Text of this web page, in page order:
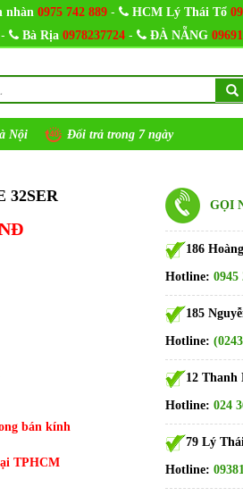
nhàn 0975 742 889- HCM Lý Thái Tổ
- Bà Rịa 0978237724 - ĐÀ NẴNG
Nội Đổi trả trong 7 ngày
32SER
bán kính
TPHCM
GỌI
186
Hotline: 0945
185
Hotline:
12 Thanh
Hotline: 024
79 Lý
Hotline: